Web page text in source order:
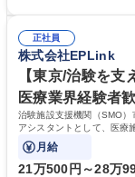
なり、各関係者の間
のフレックスタイム制
帰率は90%以上/育児補助支援金等も有 募集
験コーディネーター
フや患者との対話、
ます。 ■研修は2週間
Tを開始。OJTは平均3
くサポートするため
おり、安心感を持って業務に臨め
大学 高専 短大 専修学
正社員
株式会社EPLink
【東京/治験を支
医療業界経験者
治験施設支援機関（SMO
アシスタントとして、医療
せします。
月給
21万500円～28万